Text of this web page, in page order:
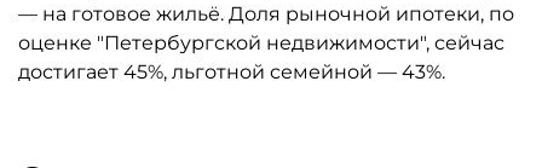
— на готовое жильё. Доля рыночной ипотеки, по
оценке "Петербургской недвижимости", сейчас
достигает 45%, льготной семейной — 43%.